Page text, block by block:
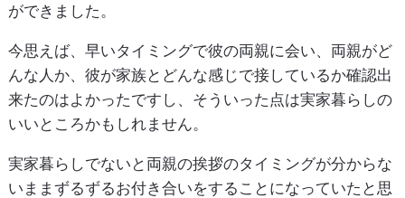
ができました。
今思えば、早いタイミングで彼の両親に会い、両親がど
んな人か、彼が家族とどんな感じで接しているか確認出
来たのはよかったですし、そういった点は実家暮らしの
いいところかもしれません。
実家暮らしでないと両親の挨拶のタイミングが分からな
いままずるずるお付き合いをすることになっていたと思